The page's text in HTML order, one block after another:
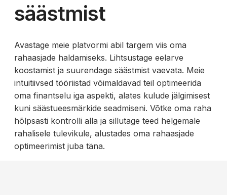
säästmist
Avastage meie platvormi abil targem viis oma
rahaasjade haldamiseks. Lihtsustage eelarve
koostamist ja suurendage säästmist vaevata. Meie
intuitiivsed tööriistad võimaldavad teil optimeerida
oma finantselu iga aspekti, alates kulude jälgimisest
kuni säästueesmärkide seadmiseni. Võtke oma raha
hõlpsasti kontrolli alla ja sillutage teed helgemale
rahalisele tulevikule, alustades oma rahaasjade
optimeerimist juba täna.